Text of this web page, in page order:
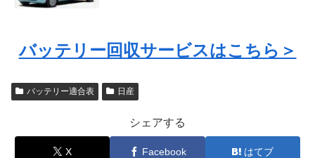
バッテリー回収サービスはこちら＞
バッテリー適合表 日産
シェアする
X Facebook はてブ